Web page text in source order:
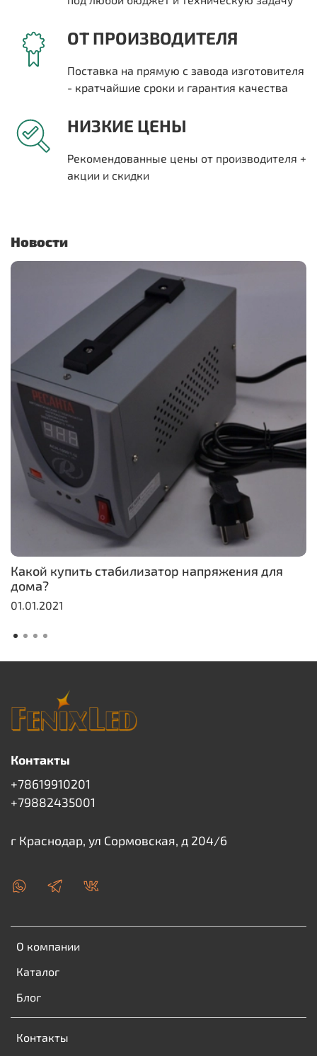
ОТ ПРОИЗВОДИТЕЛЯ
Поставка на прямую с завода изготовителя
- кратчайшие сроки и гарантия качества
НИЗКИЕ ЦЕНЫ
Рекомендованные цены от производителя +
акции и скидки
Новости
Какой купить стабилизатор напряжения для
дома?
01.01.2021
О компании
Каталог
Блог
Контакты
Контакты
+78619910201
+79882435001
г Краснодар, ул Сормовская, д 204/6